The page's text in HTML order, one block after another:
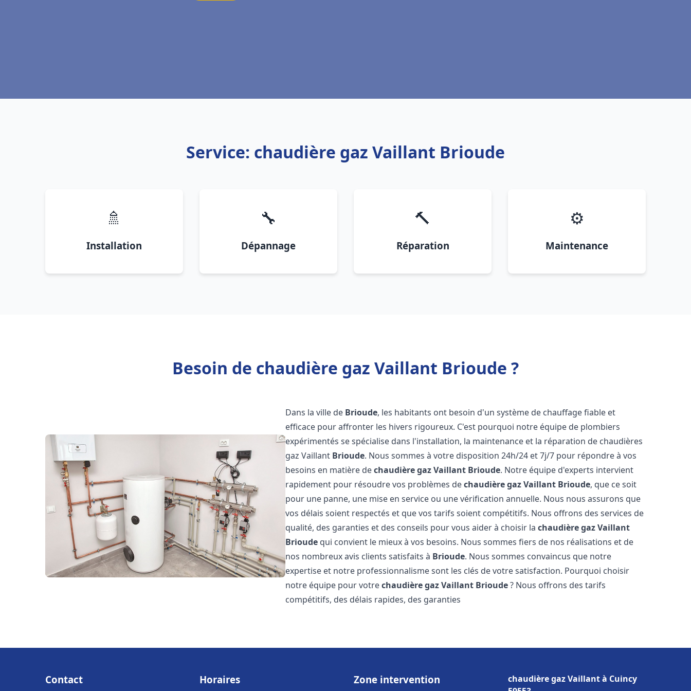
Service: chaudière gaz Vaillant Brioude
🚿
Installation
🔧
Dépannage
🔨
Réparation
⚙️
Maintenance
Besoin de chaudière gaz Vaillant Brioude ?
Dans la ville de Brioude, les habitants ont besoin d'un système de chauffage fiable et
efficace pour affronter les hivers rigoureux. C'est pourquoi notre équipe de plombiers
expérimentés se spécialise dans l'installation, la maintenance et la réparation de chaudières
gaz Vaillant Brioude. Nous sommes à votre disposition 24h/24 et 7j/7 pour répondre à vos
besoins en matière dechaudière gaz Vaillant Brioude. Notre équipe d'experts intervient
rapidement pour résoudre vos problèmes dechaudière gaz Vaillant Brioude, que ce soit
pour une panne, une mise en service ou une vérification annuelle. Nous nous assurons que
vos délais soient respectés et que vos tarifs soient compétitifs. Nous offrons des services de
qualité, des garanties et des conseils pour vous aider à choisir lachaudière gaz Vaillant
Brioude qui convient le mieux à vos besoins. Nous sommes fiers de nos réalisations et de
nos nombreux avis clients satisfaits à Brioude. Nous sommes convaincus que notre
expertise et notre professionnalisme sont les clés de votre satisfaction. Pourquoi choisir
notre équipe pour votrechaudière gaz Vaillant Brioude? Nous offrons des tarifs
compétitifs, des délais rapides, des garanties
Contact Horaires Zone intervention
chaudière gaz Vaillant à Cuincy